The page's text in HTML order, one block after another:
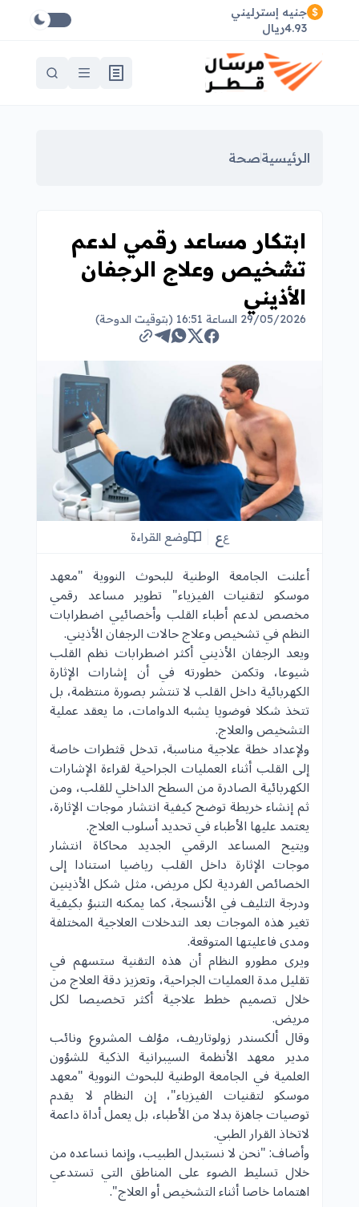
جنيه إسترليني
4.93ريال
الرئيسيةصحة
ابتكار مساعد رقمي لدعم
تشخيص وعلاج الرجفان
الأذيني
29/05/2026 الساعة 16:51 (بتوقيت الدوحة)
عع وضع القراءة
أعلنت الجامعة الوطنية للبحوث النووية "معهد
موسكو لتقنيات الفيزياء" تطوير مساعد رقمي
مخصص لدعم أطباء القلب وأخصائيي اضطرابات
النظم في تشخيص وعلاج حالات الرجفان الأذيني.
ويعد الرجفان الأذيني أكثر اضطرابات نظم القلب
شيوعا، وتكمن خطورته في أن إشارات الإثارة
الكهربائية داخل القلب لا تنتشر بصورة منتظمة، بل
تتخذ شكلا فوضويا يشبه الدوامات، ما يعقد عملية
التشخيص والعلاج.
ولإعداد خطة علاجية مناسبة، تدخل قثطرات خاصة
إلى القلب أثناء العمليات الجراحية لقراءة الإشارات
الكهربائية الصادرة من السطح الداخلي للقلب، ومن
ثم إنشاء خريطة توضح كيفية انتشار موجات الإثارة،
يعتمد عليها الأطباء في تحديد أسلوب العلاج.
ويتيح المساعد الرقمي الجديد محاكاة انتشار
موجات الإثارة داخل القلب رياضيا استنادا إلى
الخصائص الفردية لكل مريض، مثل شكل الأذينين
ودرجة التليف في الأنسجة، كما يمكنه التنبؤ بكيفية
تغير هذه الموجات بعد التدخلات العلاجية المختلفة
ومدى فاعليتها المتوقعة.
ويرى مطورو النظام أن هذه التقنية ستسهم في
تقليل مدة العمليات الجراحية، وتعزيز دقة العلاج من
خلال تصميم خطط علاجية أكثر تخصيصا لكل
مريض.
وقال ألكسندر زولوتاريف، مؤلف المشروع ونائب
مدير معهد الأنظمة السيبرانية الذكية للشؤون
العلمية في الجامعة الوطنية للبحوث النووية "معهد
موسكو لتقنيات الفيزياء"، إن النظام لا يقدم
توصيات جاهزة بدلا من الأطباء، بل يعمل أداة داعمة
لاتخاذ القرار الطبي.
وأضاف: "نحن لا نستبدل الطبيب، وإنما نساعده من
خلال تسليط الضوء على المناطق التي تستدعي
اهتماما خاصا أثناء التشخيص أو العلاج".